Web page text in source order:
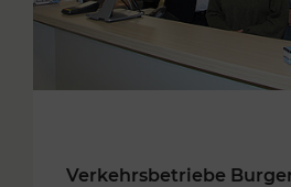
Verkehrsbetriebe